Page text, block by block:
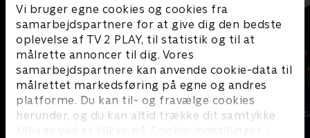
Vi bruger egne cookies og cookies fra
samarbejdspartnere for at give dig den bedste
oplevelse af TV 2 PLAY, til statistik og til at
målrette annoncer til dig. Vores
samarbejdspartnere kan anvende cookie-data til
målrettet markedsføring på egne og andres
platforme. Du kan til- og fravælge cookies
herunder, og du kan altid trække dit samtykke
tilbage ved at klikke på ’Cookie-indstillinger’ i
Danmarks dummeste
TV-Shows • 1 sæsoner
Stormester
TV-Shows • 10